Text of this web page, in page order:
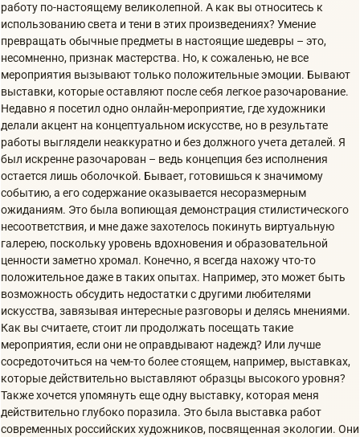
работу по-настоящему великолепной. А как вы относитесь к
использованию света и тени в этих произведениях? Умение
превращать обычные предметы в настоящие шедевры – это,
несомненно, признак мастерства. Но, к сожаленью, не все
мероприятия вызывают только положительные эмоции. Бывают
выставки, которые оставляют после себя легкое разочарование.
Недавно я посетил одно онлайн-мероприятие, где художники
делали акцент на концептуальном искусстве, но в результате
работы выглядели неаккуратно и без должного учета деталей. Я
был искренне разочарован – ведь концепция без исполнения
остается лишь оболочкой. Бывает, готовишься к значимому
событию, а его содержание оказывается несоразмерным
ожиданиям. Это была вопиющая демонстрация стилистического
несоответствия, и мне даже захотелось покинуть виртуальную
галерею, поскольку уровень вдохновения и образовательной
ценности заметно хромал. Конечно, я всегда нахожу что-то
положительное даже в таких опытах. Например, это может быть
возможность обсудить недостатки с другими любителями
искусства, завязывая интересные разговоры и делясь мнениями.
Как вы считаете, стоит ли продолжать посещать такие
мероприятия, если они не оправдывают надежд? Или лучше
сосредоточиться на чем-то более стоящем, например, выставках,
которые действительно выставляют образцы высокого уровня?
Также хочется упомянуть еще одну выставку, которая меня
действительно глубоко поразила. Это была выставка работ
современных российских художников, посвященная экологии. Они